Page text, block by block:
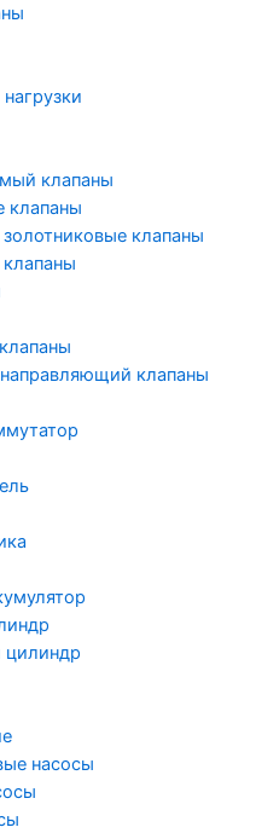
клапаны
клапаны
клапаны
клапаны
насосы